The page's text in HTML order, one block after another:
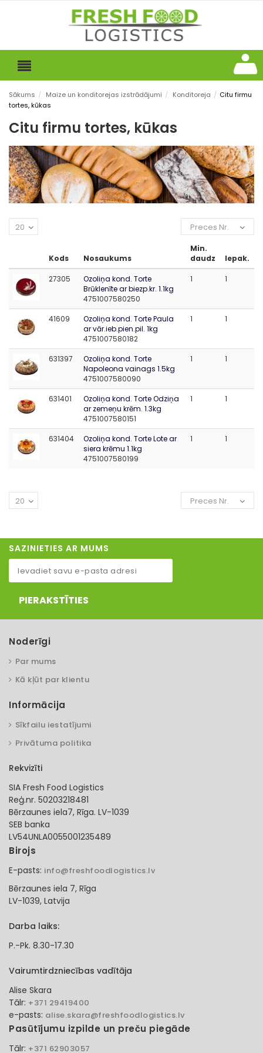
Sākums / Maize un konditorejas izstrādājumi / Konditoreja / Citu firmu
tortes, kūkas
Citu firmu tortes, kūkas
Preces Nr.
20
Kods Nosaukums
Min.
daudz
Iepak.
27305
Ozoliņa kond. Torte
Brūklenīte ar biezp.kr. 1.1kg
4751007580250
1 1
41609
Ozoliņa kond. Torte Paula
ar vār.ieb.pien.pil. 1kg
4751007580182
1 1
631397
Ozoliņa kond. Torte
Napoleona vainags 1.5kg
4751007580090
1 1
631401
Ozoliņa kond. Torte Odziņa
ar zemeņu krēm. 1.3kg
4751007580151
1 1
631404
Ozoliņa kond. Torte Lote ar
siera krēmu 1.1kg
4751007580199
1 1
Preces Nr.
20
SAZINIETIES AR MUMS
PIERAKSTĪTIES
Noderīgi
Par mums
Kā kļūt par klientu
Informācija
Sīkfailu iestatījumi
Privātuma politika
Rekvizīti
SIA Fresh Food Logistics
Reģ.nr. 50203218481
Bērzaunes iela7, Rīga. LV-1039
SEB banka
LV54UNLA0055001235489
Birojs
E-pasts: info@freshfoodlogistics.lv
Bērzaunes iela 7, Rīga
LV-1039, Latvija
Darba laiks:
P.-Pk. 8.30-17.30
Vairumtirdzniecības vadītāja
Alise Skara
Tālr: +371 29419400
e-pasts: alise.skara@freshfoodlogistics.lv
Pasūtījumu izpilde un preču piegāde
Tālr: +371 62903057